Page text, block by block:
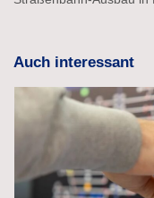
Auch interessant